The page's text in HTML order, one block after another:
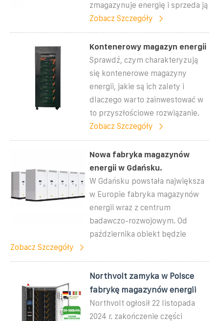
zmagazynuje energię i sprzeda ją
Zobacz Szczegóły
Kontenerowy magazyn energii
Sprawdź, czym charakteryzują
się kontenerowe magazyny
energii, jakie są ich zalety i
dlaczego warto zainwestować w
to przyszłościowe rozwiązanie.
Zobacz Szczegóły
Nowa fabryka magazynów
energii w Gdańsku.
W Gdańsku powstała największa
w Europie fabryka magazynów
energii wraz z centrum
badawczo-rozwojowym. Od
października obiekt będzie
Zobacz Szczegóły
Northvolt zamyka w Polsce
fabrykę magazynów energii
Northvolt ogłosił 22 listopada
2024 r. zakończenie części